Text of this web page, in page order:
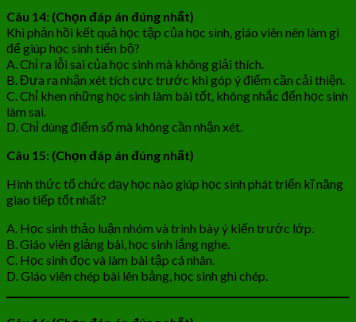
Câu 14: (Chọn đáp án đúng nhất)
Khi phản hồi kết quả học tập của học sinh, giáo viên nên làm gì
để giúp học sinh tiến bộ?
A. Chỉ ra lỗi sai của học sinh mà không giải thích.
B. Đưa ra nhận xét tích cực trước khi góp ý điểm cần cải thiện.
C. Chỉ khen những học sinh làm bài tốt, không nhắc đến học sinh
làm sai.
D. Chỉ dùng điểm số mà không cần nhận xét.
Câu 15: (Chọn đáp án đúng nhất)
Hình thức tổ chức dạy học nào giúp học sinh phát triển kĩ năng
giao tiếp tốt nhất?
A. Học sinh thảo luận nhóm và trình bày ý kiến trước lớp.
B. Giáo viên giảng bài, học sinh lắng nghe.
C. Học sinh đọc và làm bài tập cá nhân.
D. Giáo viên chép bài lên bảng, học sinh ghi chép.